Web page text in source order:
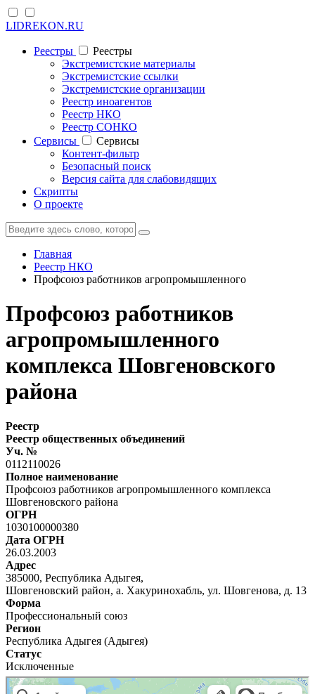
LIDREKON.RU
Реестры
Реестры
Экстремистские материалы
Экстремистские ссылки
Экстремистские организации
Реестр иноагентов
Реестр НКО
Реестр СОНКО
Cервисы
Cервисы
Контент-фильтр
Безопасный поиск
Версия сайта для слабовидящих
Скрипты
О проекте
Главная
Реестр НКО
Профсоюз работников агропромышленного
Профсоюз работников
агропромышленного
комплекса Шовгеновского
района
Реестр
Реестр общественных объединений
Уч. №
0112110026
Полное наименование
Профсоюз работников агропромышленного комплекса
Шовгеновского района
ОГРН
1030100000380
Дата ОГРН
26.03.2003
Адрес
385000, Республика Адыгея,
Шовгеновский район, а. Хакуринохабль, ул. Шовгенова, д. 13
Форма
Профессиональный союз
Регион
Республика Адыгея (Адыгея)
Статус
Исключенные